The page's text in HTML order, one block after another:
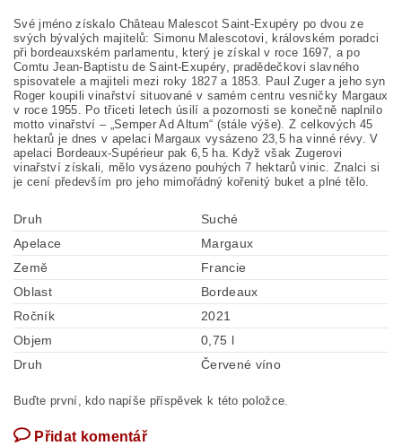
Své jméno získalo Château Malescot Saint-Exupéry po dvou ze
svých bývalých majitelů: Simonu Malescotovi, královském poradci
při bordeauxském parlamentu, který je získal v roce 1697, a po
Comtu Jean-Baptistu de Saint-Exupéry, pradědečkovi slavného
spisovatele a majiteli mezi roky 1827 a 1853. Paul Zuger a jeho syn
Roger koupili vinařství situované v samém centru vesničky Margaux
v roce 1955. Po třiceti letech úsilí a pozornosti se konečně naplnilo
motto vinařství – „Semper Ad Altum“ (stále výše). Z celkových 45
hektarů je dnes v apelaci Margaux vysázeno 23,5 ha vinné révy. V
apelaci Bordeaux-Supérieur pak 6,5 ha. Když však Zugerovi
vinařství získali, mělo vysázeno pouhých 7 hektarů vinic. Znalci si
je cení především pro jeho mimořádný kořenitý buket a plné tělo.
Druh
Suché
Apelace
Margaux
Země
Francie
Oblast
Bordeaux
Ročník
2021
Objem
0,75 l
Druh
Červené víno
Buďte první, kdo napíše příspěvek k této položce.
Přidat komentář